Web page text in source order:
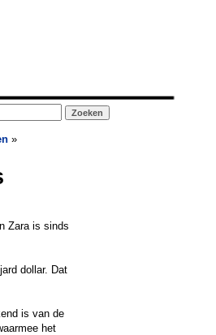
»
Zara is sinds
dollar. Dat
is van de
het